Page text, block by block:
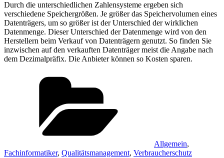
Durch die unterschiedlichen Zahlensysteme ergeben sich
verschiedene Speichergrößen. Je größer das Speichervolumen eines
Datenträgers, um so größer ist der Unterschied der wirklichen
Datenmenge. Dieser Unterschied der Datenmenge wird von den
Herstellern beim Verkauf von Datenträgern genutzt. So finden Sie
inzwischen auf den verkauften Datenträger meist die Angabe nach
dem Dezimalpräfix. Die Anbieter können so Kosten sparen.
Allgemein,
Fachinformatiker, Qualitätsmanagement, Verbraucherschutz